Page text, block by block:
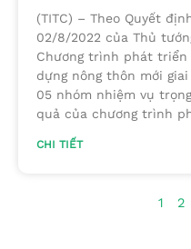
(TITC) – Theo Quyết
02/8/2022 của Thủ
Chương trình phát
dựng nông thôn mới
05 nhóm nhiệm vụ
quả của chương trình
CHI TIẾT
1 2